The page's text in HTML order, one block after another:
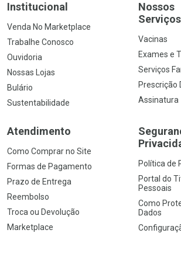
Institucional
Venda No Marketplace
Trabalhe Conosco
Ouvidoria
Nossas Lojas
Bulário
Sustentabilidade
Nossos
Serviços
Vacinas
Exames e
Serviços
Prescrição
Assinatura
Atendimento
Como Comprar no Site
Formas de Pagamento
Prazo de Entrega
Reembolso
Troca ou Devolução
Marketplace
Política de
Portal do
Pessoais
Como
Dados